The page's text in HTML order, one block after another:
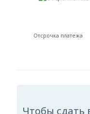
Отсрочка платежа
Чтобы сдать